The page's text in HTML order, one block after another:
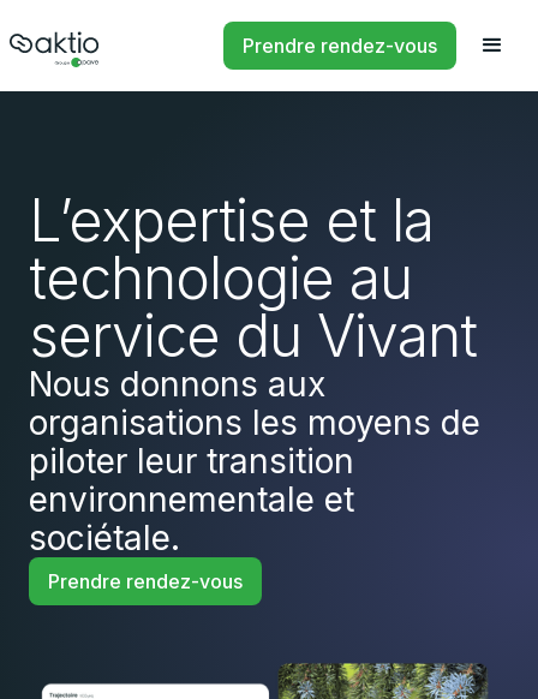
Prendre rendez-vous
L’expertise et la
technologie au
service du Vivant
Nous donnons aux
organisations les moyens de
piloter leur transition
environnementale et
sociétale.
Prendre rendez-vous